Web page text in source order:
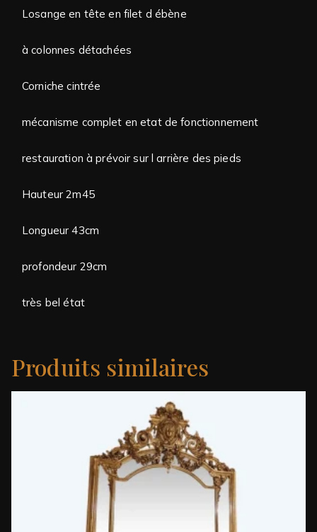
Losange en tête en filet d ébène
à colonnes détachées
Corniche cintrée
mécanisme complet en etat de fonctionnement
restauration à prévoir sur l arrière des pieds
Hauteur 2m45
Longueur 43cm
profondeur 29cm
très bel état
Produits similaires